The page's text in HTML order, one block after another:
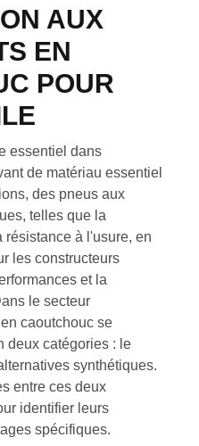
AUX
EN
POUR
essentiel dans
de matériau essentiel
des pneus aux
telles que la
à l'usure, en
les constructeurs
et la
le secteur
caoutchouc se
deux catégories : le
synthétiques.
entre ces deux
identifier leurs
spécifiques.